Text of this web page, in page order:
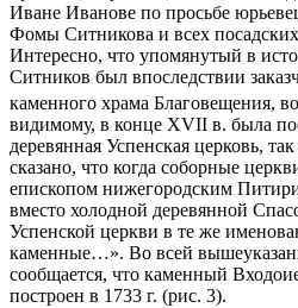
Иване Иванове по просьбе
Фомы Ситникова и всех
Интересно, что упомянутый в
Ситников был впоследствии
каменного храма Благовещения,
видимому, в конце XVII в. была
деревянная Успенская церковь,
сказано, что когда соборные
епископом нижегородским
вместо холодной деревянной
Успенской церкви в те же
каменные…». Во всей
сообщается, что каменный
построен в 1733 г. (рис. 3).